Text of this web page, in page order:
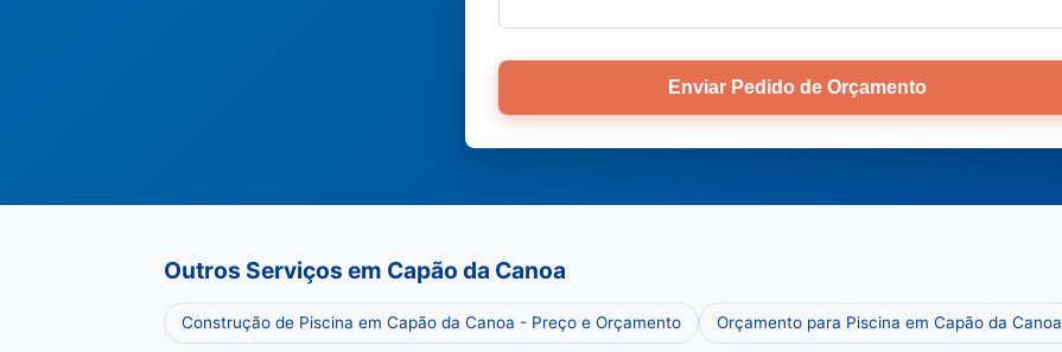
Enviar Pedido de Orçamento
Outros Serviços em Capão da Canoa
Construção de Piscina em Capão da Canoa - Preço e Orçamento Orçamento para Piscina em Capão da Canoa